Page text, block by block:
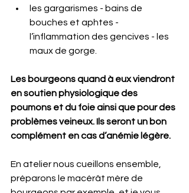
les gargarismes - bains de
bouches et aphtes -
l’inflammation des gencives - les
maux de gorge.
Les bourgeons quand à eux viendront
en soutien physiologique des
poumons et du foie ainsi que pour des
problèmes veineux. Ils seront un bon
complément en cas d’anémie légère.
En atelier nous cueillons ensemble,
préparons le macérât mère de